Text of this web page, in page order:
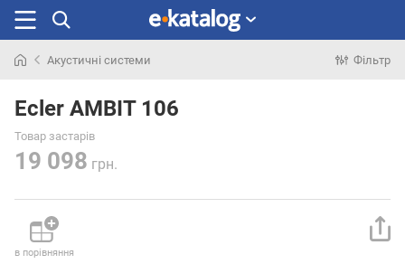
раніше
Акустичні системи Фільтр
Ecler AMBIT 106
Товар застарів
19 098 грн.
в порівняння